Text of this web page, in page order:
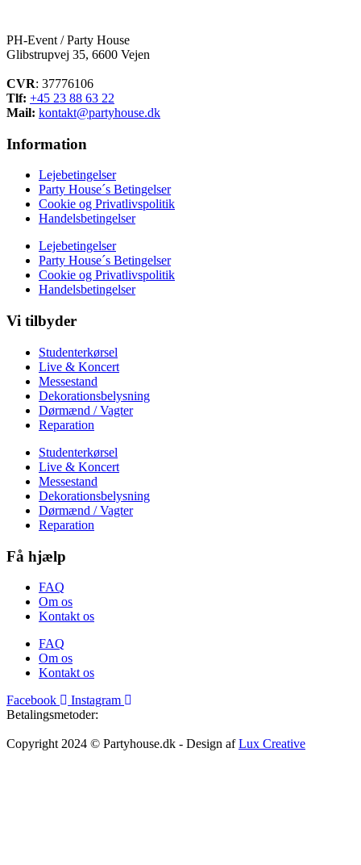
PH-Event / Party House
Glibstrupvej 35, 6600 Vejen
CVR: 37776106
Tlf: +45 23 88 63 22
Mail: kontakt@partyhouse.dk
Information
Lejebetingelser
Party House´s Betingelser
Cookie og Privatlivspolitik
Handelsbetingelser
Lejebetingelser
Party House´s Betingelser
Cookie og Privatlivspolitik
Handelsbetingelser
Vi tilbyder
Studenterkørsel
Live & Koncert
Messestand
Dekorationsbelysning
Dørmænd / Vagter
Reparation
Studenterkørsel
Live & Koncert
Messestand
Dekorationsbelysning
Dørmænd / Vagter
Reparation
Få hjælp
FAQ
Om os
Kontakt os
FAQ
Om os
Kontakt os
Facebook
Instagram
Betalingsmetoder:
Copyright 2024 © Partyhouse.dk - Design afLux Creative